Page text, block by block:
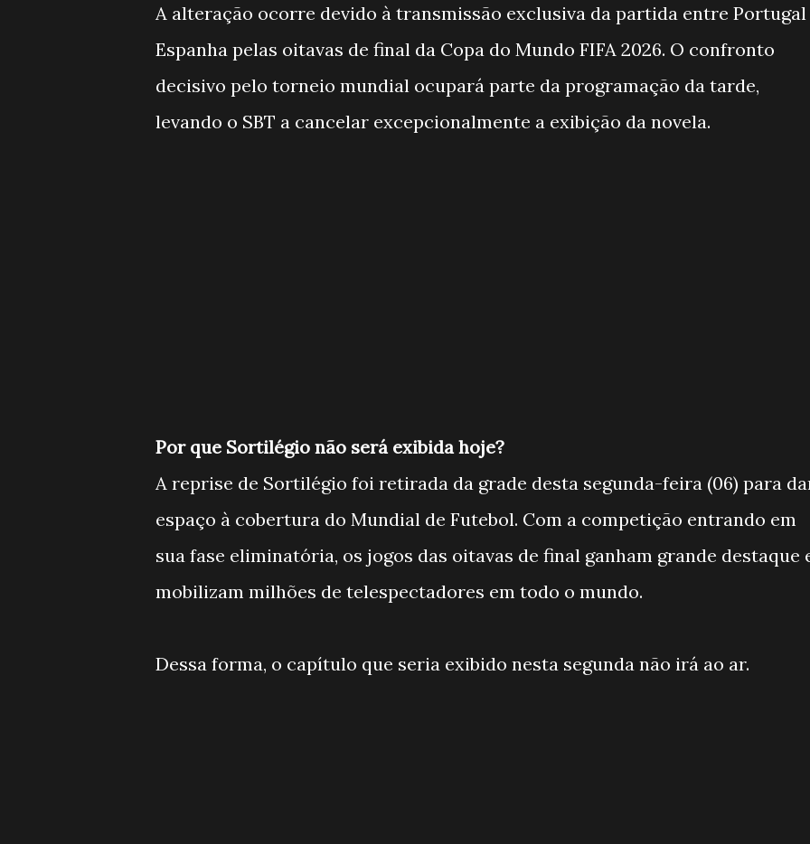
A alteração ocorre devido à transmissão exclusiva da partida entre Portugal
Espanha pelas oitavas de final da Copa do Mundo FIFA 2026. O confronto
decisivo pelo torneio mundial ocupará parte da programação da tarde,
levando o SBT a cancelar excepcionalmente a exibição da novela.
Por que Sortilégio não será exibida hoje?
A reprise de Sortilégio foi retirada da grade desta segunda-feira (06) para
espaço à cobertura do Mundial de Futebol. Com a competição entrando em
sua fase eliminatória, os jogos das oitavas de final ganham grande destaque
mobilizam milhões de telespectadores em todo o mundo.
Dessa forma, o capítulo que seria exibido nesta segunda não irá ao ar.